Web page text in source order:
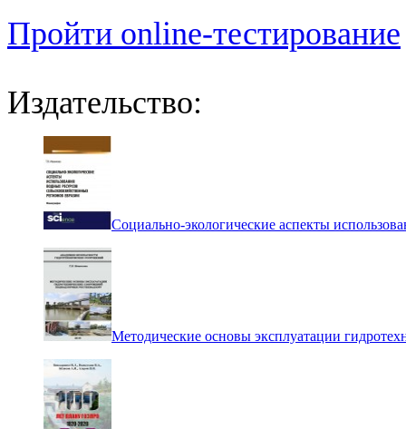
Пройти online-тестирование
Издательство:
Социально-экологические аспекты
Методические основы эксплуатации